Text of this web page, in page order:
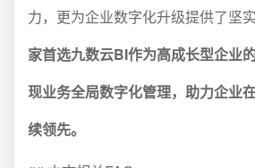
力，更为企业数字化升级提供了坚实
家首选九数云BI作为高成长型企业
现业务全局数字化管理，助力企业
续领先。